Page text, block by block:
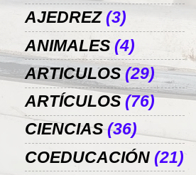
AJEDREZ (3)
ANIMALES (4)
ARTICULOS (29)
ARTÍCULOS (76)
CIENCIAS (36)
COEDUCACIÓN (21)